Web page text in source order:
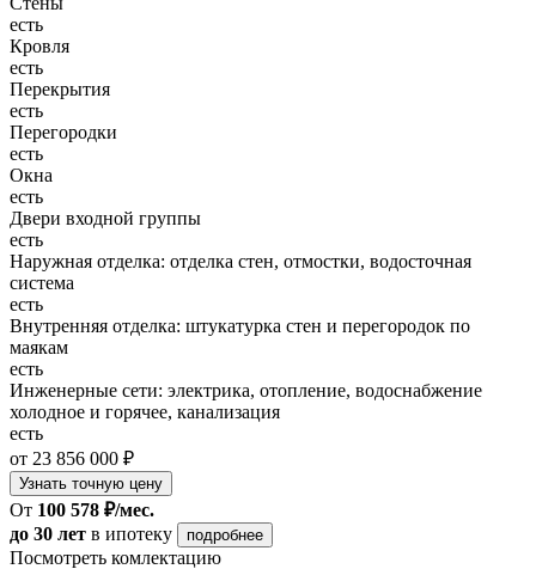
есть
Кровля
есть
Перекрытия
есть
Перегородки
есть
Окна
есть
Двери входной группы
есть
Наружная отделка: отделка стен, отмостки, водосточная
система
есть
Внутренняя отделка: штукатурка стен и перегородок по
маякам
есть
Инженерные сети: электрика, отопление, водоснабжение
холодное и горячее, канализация
есть
от 23 856 000 ₽
Узнать точную цену
От 100 578 ₽/мес.
до 30 лет в ипотеку подробнее
Посмотреть комлектацию